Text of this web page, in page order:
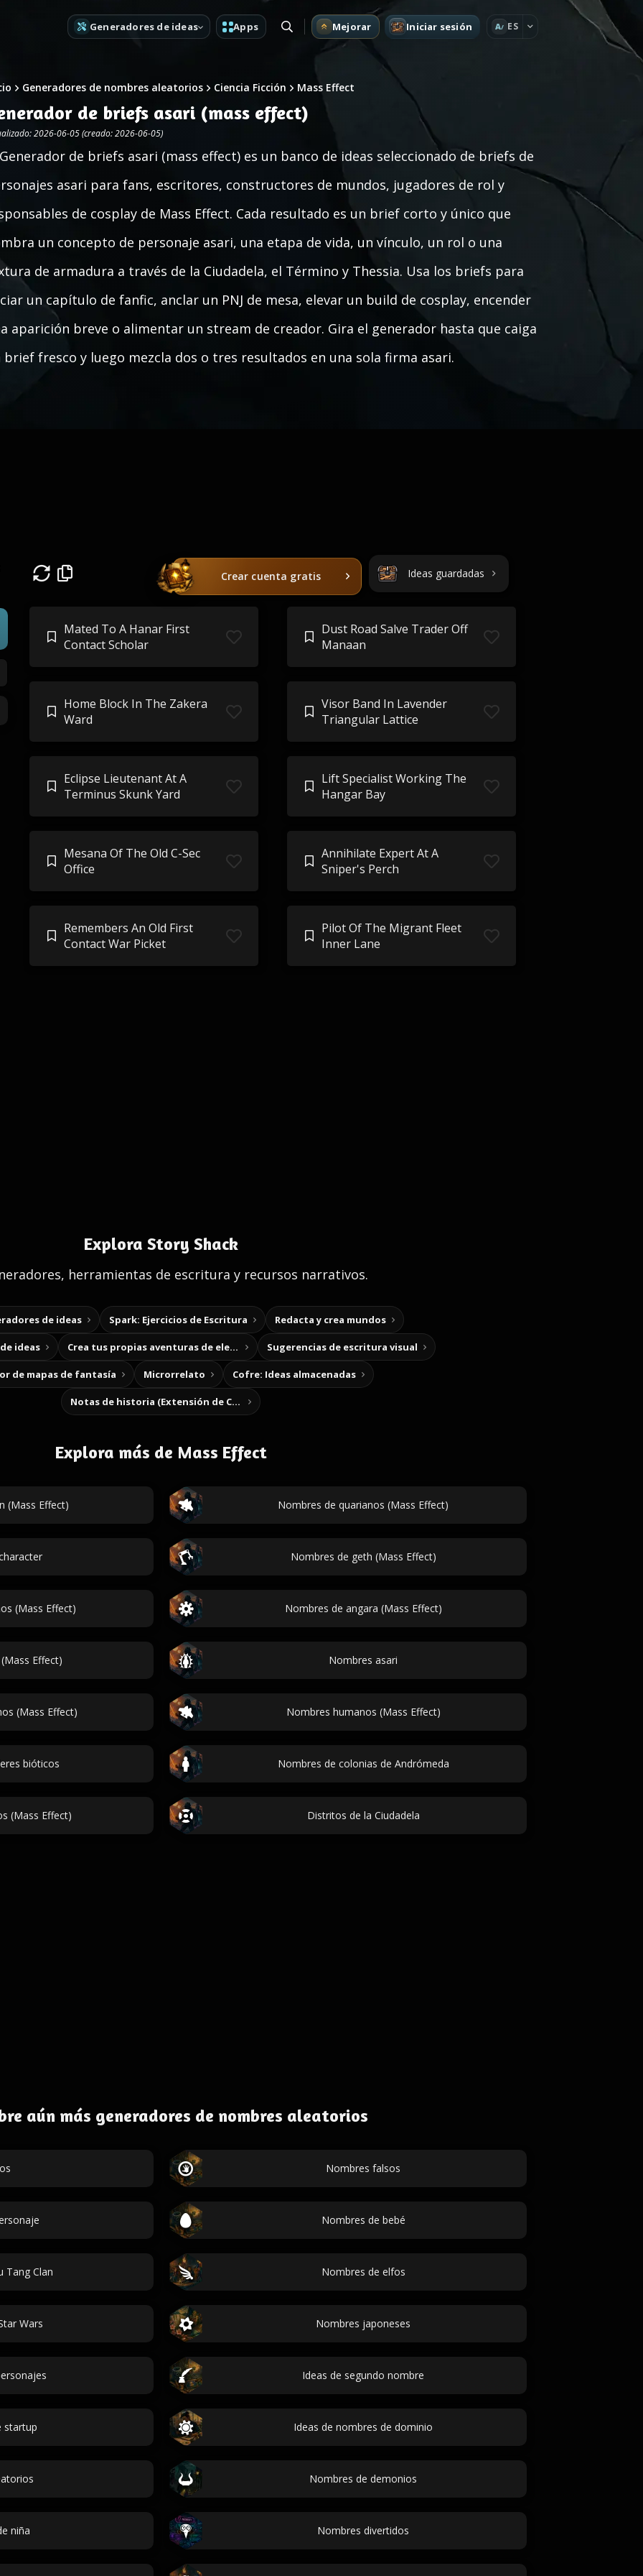
Generadores de ideas Apps Mejorar Iniciar sesión A ES
Generadores de nombres aleatorios Ciencia Ficción Mass Effect
de briefs asari (mass effect)
2026-06-05 (creado: 2026-06-05)
de briefs asari (mass effect) es un banco de ideas seleccionado de briefs de
asari para fans, escritores, constructores de mundos, jugadores de rol y
de cosplay de Mass Effect. Cada resultado es un brief corto y único que
un concepto de personaje asari, una etapa de vida, un vínculo, un rol o una
de armadura a través de la Ciudadela, el Término y Thessia. Usa los briefs para
un capítulo de fanfic, anclar un PNJ de mesa, elevar un build de cosplay, encender
aparición breve o alimentar un stream de creador. Gira el generador hasta que caiga
brief fresco y luego mezcla dos o tres resultados en una sola firma asari.
Crear cuenta gratis Ideas guardadas
Mated To A Hanar First
Contact Scholar
Dust Road Salve Trader Off
Manaan
Home Block In The Zakera
Ward
Visor Band In Lavender
Triangular Lattice
Eclipse Lieutenant At A
Terminus Skunk Yard
Lift Specialist Working The
Hangar Bay
Mesana Of The Old C-Sec
Office
Annihilate Expert At A
Sniper's Perch
Remembers An Old First
Contact War Picket
Pilot Of The Migrant Fleet
Inner Lane
Explora Story Shack
herramientas de escritura y recursos narrativos.
de ideas Spark: Ejercicios de Escritura Redacta y crea mundos
ideas Crea tus propias aventuras de elección Sugerencias de escritura visual
de mapas de fantasía Microrrelato Cofre: Ideas almacenadas
Notas de historia (Extensión de Chrome)
Explora más de Mass Effect
(Mass Effect) Nombres de quarianos (Mass Effect)
Nombres de geth (Mass Effect)
(Mass Effect) Nombres de angara (Mass Effect)
Effect) Nombres asari
(Mass Effect) Nombres humanos (Mass Effect)
bióticos Nombres de colonias de Andrómeda
(Mass Effect) Distritos de la Ciudadela
aún más generadores de nombres aleatorios
Nombres falsos
Nombres de bebé
Tang Clan Nombres de elfos
Wars Nombres japoneses
Ideas de segundo nombre
startup Ideas de nombres de dominio
Nombres de demonios
niña Nombres divertidos